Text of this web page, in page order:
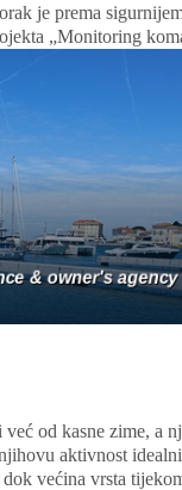
je prema
„Monitoring
od kasne zime, a
aktivnost
većina vrsta